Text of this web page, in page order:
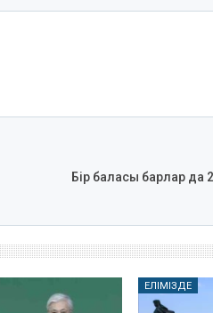
Бір баласы барлар да
ЕЛІМІЗДЕ